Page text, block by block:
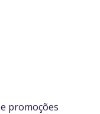
promoções